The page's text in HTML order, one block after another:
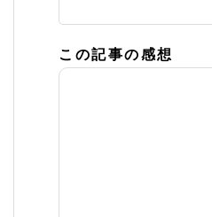
この記事の感想